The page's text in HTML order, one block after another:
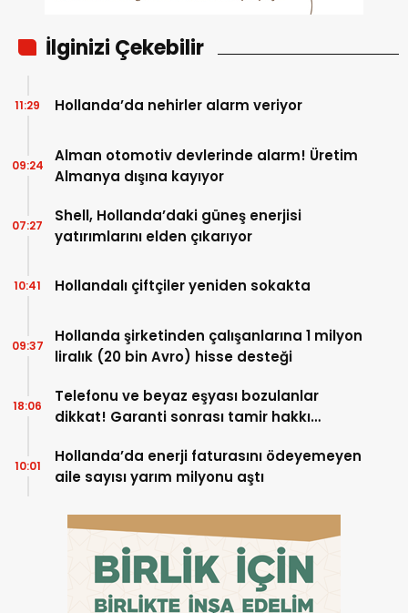
İlginizi Çekebilir
Hollanda’da nehirler alarm veriyor
11:29
Alman otomotiv devlerinde alarm! Üretim
Almanya dışına kayıyor
09:24
Shell, Hollanda’daki güneş enerjisi
yatırımlarını elden çıkarıyor
07:27
Hollandalı çiftçiler yeniden sokakta
10:41
Hollanda şirketinden çalışanlarına 1 milyon
liralık (20 bin Avro) hisse desteği
09:37
Telefonu ve beyaz eşyası bozulanlar
dikkat! Garanti sonrası tamir hakkı
18:06
Hollanda’da enerji faturasını ödeyemeyen
aile sayısı yarım milyonu aştı
10:01